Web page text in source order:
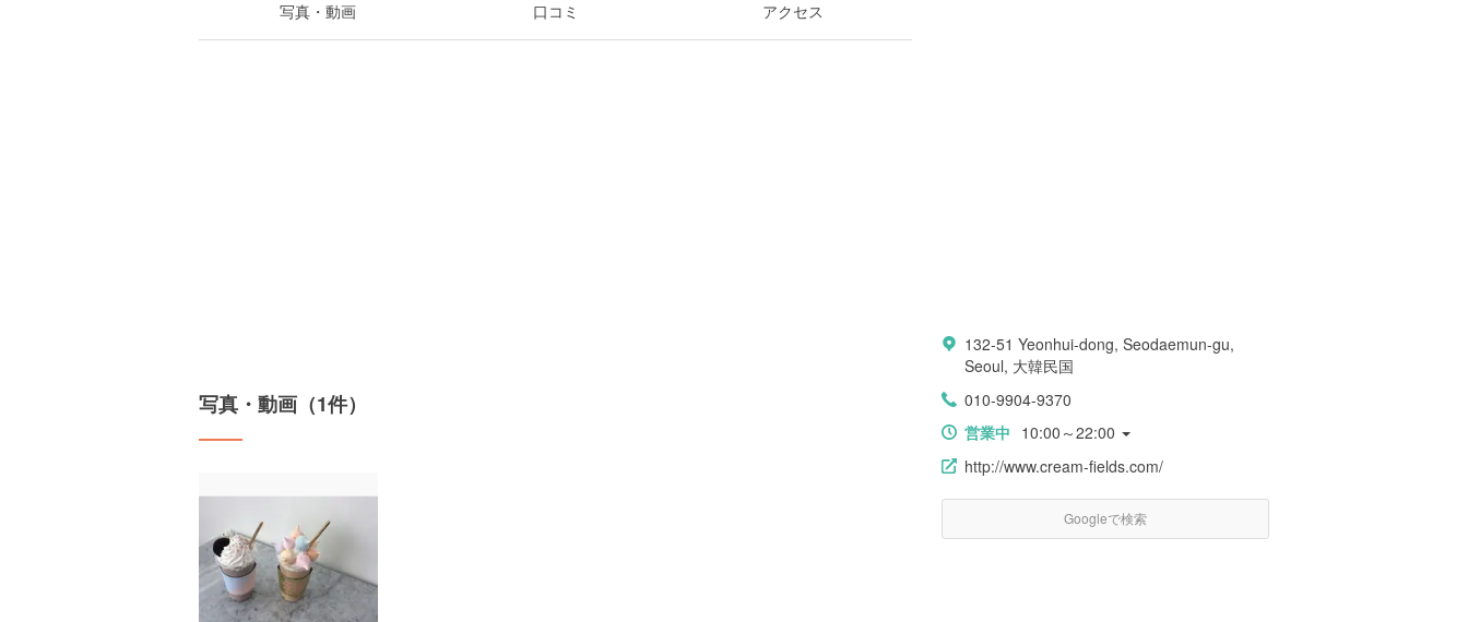
写真・動画 口コミ アクセス
写真・動画（1件）
132-51 Yeonhui-dong, Seodaemun-gu,
Seoul, 大韓民国
010-9904-9370
営業中 10:00～22:00
http://www.cream-fields.com/
Googleで検索